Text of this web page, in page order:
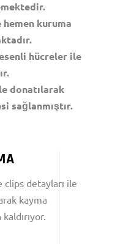
hemen kuruma
hücreler ile
donatılarak
sağlanmıştır.
clips detayları ile
kayma